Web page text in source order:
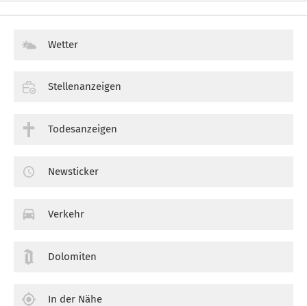
Wetter
Stellenanzeigen
Todesanzeigen
Newsticker
Verkehr
Dolomiten
In der Nähe